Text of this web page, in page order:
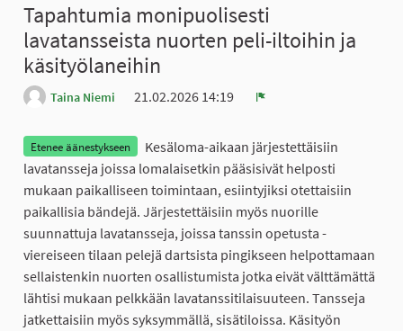
Tapahtumia monipuolisesti
lavatansseista nuorten peli-iltoihin ja
käsityölaneihin
Taina Niemi
21.02.2026 14:19
Etenee äänestykseen
Kesäloma-aikaan järjestettäisiin
lavatansseja joissa lomalaisetkin pääsisivät helposti
mukaan paikalliseen toimintaan, esiintyjiksi otettaisiin
paikallisia bändejä. Järjestettäisiin myös nuorille
suunnattuja lavatansseja, joissa tanssin opetusta -
viereiseen tilaan pelejä dartsista pingikseen helpottamaan
sellaistenkin nuorten osallistumista jotka eivät välttämättä
lähtisi mukaan pelkkään lavatanssitilaisuuteen. Tansseja
jatkettaisiin myös syksymmällä, sisätiloissa. Käsityön